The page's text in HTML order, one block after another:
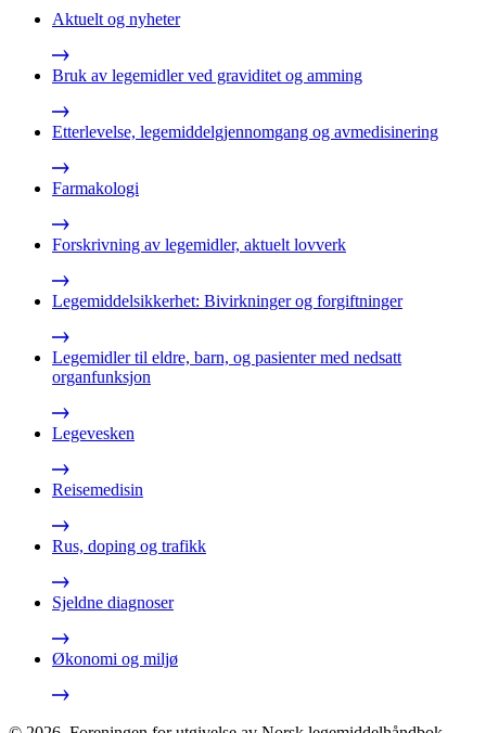
Aktuelt og nyheter
Bruk av legemidler ved graviditet og amming
Etterlevelse, legemiddelgjennomgang og avmedisinering
Farmakologi
Forskrivning av legemidler, aktuelt lovverk
Legemiddelsikkerhet: Bivirkninger og forgiftninger
Legemidler til eldre, barn, og pasienter med nedsatt
organfunksjon
Legevesken
Reisemedisin
Rus, doping og trafikk
Sjeldne diagnoser
Økonomi og miljø